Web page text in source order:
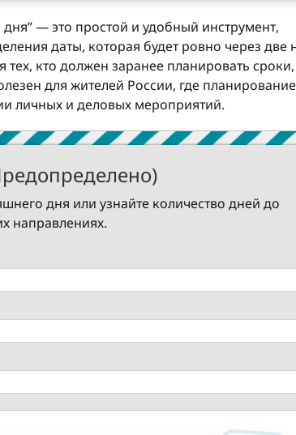
— это простой и удобный инструмент,
даты, которая будет ровно через две
кто должен заранее планировать сроки,
для жителей России, где
личных и деловых мероприятий.
дня или узнайте количество дней до
направлениях.